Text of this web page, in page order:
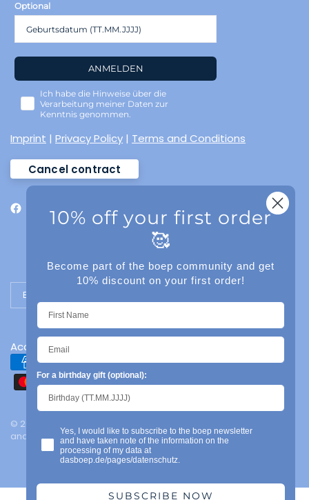
Optional
ANMELDEN
Ich habe die Hinweise über die
Verarbeitung meiner Daten zur
Kenntnis genommen.
Imprint |Privacy Policy | Terms and Conditions
Cancel contract
Update country/region
Accessibility
© 2026 das boep, Mainz | Legal notice | Privacy policy | Terms
and conditions | Powered by Shopify
10% off your first order
🥰
Become part of the boep community and get
10% discount on your first order!
For a birthday gift (optional):
Yes, I would like to subscribe to the boep newsletter
and have taken note of the information on the
processing of my data at
dasboep.de/pages/datenschutz.
SUBSCRIBE NOW